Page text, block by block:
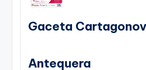
Gaceta
Antequera